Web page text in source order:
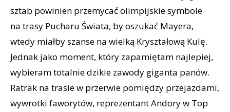
sztab powinien przemycać olimpijskie symbole
na trasy Pucharu Świata, by oszukać Mayera,
wtedy miałby szanse na wielką Kryształową Kulę.
Jednak jako moment, który zapamiętam najlepiej,
wybieram totalnie dzikie zawody giganta panów.
Ratrak na trasie w przerwie pomiędzy przejazdami,
wywrotki faworytów, reprezentant Andory w Top